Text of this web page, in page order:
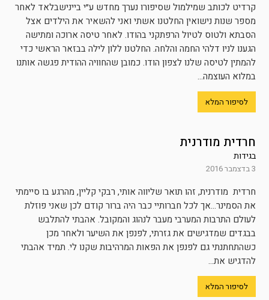
קרדיט לכותב שמילמול שסיפורו נערך מחדש ע״י ביינישבלאד לאחר
מספר שנות נישואין החלטנו אשתי ואני להשאיר את הילדים אצל
הסבתא ולטוס לטיול הרפתקני בהודו. לאחר טיסה ארוכה ומתישה
הגענו לניו דלהי החמה והלחה. החלטנו ללון לילה בבזאר הראשי כדי
להמתין לטיסה שלנו לצפון הודו. כמובן שהחוויה ההודית פגשה אותנו
במלוא העוצמה...
לסיפור המלא
חרדית מודרנית
בגידות
3 בדצמבר 2016
חרדית מודרנית, זהו תואר שליווה אותי, רבקי קליין, מהרגע בו סיימתי
את הסמינר…אך לכל חברותיי כבר היה ברור קודם לכן שאני פוזלת
לעולם התרבות המערבי מעבר לנהוג והמקובל. אהבתי להתלבש
בבגדים שמדגישים את גזרתי, לפנפן את השיער ולאחר מכן
כשהתחתנתי גם לפנפן את הפאות המרהיבות שקנו לי. תמיד אהבתי
להדגיש את...
לסיפור המלא